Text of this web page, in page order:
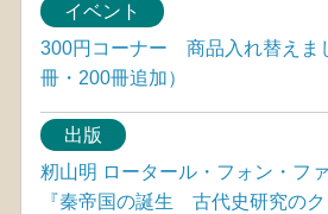
イベント
300円コーナー 商品入れ替えま
冊・200冊追加）
出版
籾山明 ロータール・フォン・フ
『秦帝国の誕生 古代史研究の